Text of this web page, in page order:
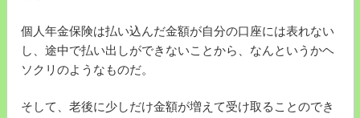
個人年金保険は払い込んだ金額が自分の口座には表れない
し、途中で払い出しができないことから、なんというかヘ
ソクリのようなものだ。
そして、老後に少しだけ金額が増えて受け取ることのでき